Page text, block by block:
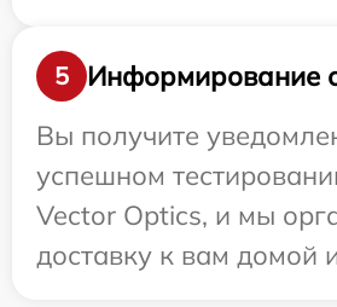
5
Информирование
Вы получите
успешном
Vector Optics, и мы
доставку к вам домой